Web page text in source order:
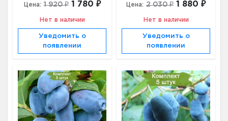
Цена: 1 920 ₽ 1 780 ₽
Нет в наличии
Уведомить о
появлении
Цена: 2 030 ₽ 1 880 ₽
Нет в наличии
Уведомить о
появлении